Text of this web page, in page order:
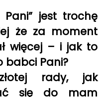
jest trochę
że za moment
więcej – i jak to
Pani?
rady, jak
się do mam